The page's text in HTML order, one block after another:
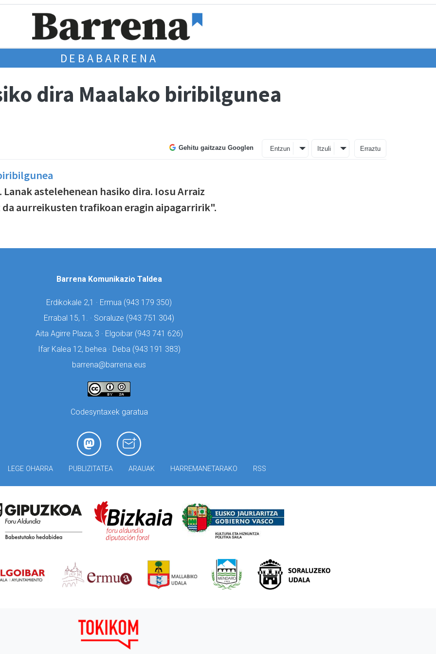
DEBABARRENA
dira Maalako biribilgunea
Gehitu gaitzazu Googlen Entzun Itzuli Erraztu
astelehenean hasiko dira. Iosu Arraiz
aurreikusten trafikoan eragin aipagarririk".
Barrena Komunikazio Taldea
Erdikokale 2,1 · Ermua (943 179 350)
Errabal 15, 1. · Soraluze (943 751 304)
Aita Agirre Plaza, 3 · Elgoibar (943 741 626)
Ifar Kalea 12, behea · Deba (943 191 383)
barrena@barrena.eus
Codesyntaxek garatua
LEGE OHARRA PUBLIZITATEA ARAUAK HARREMANETARAKO RSS